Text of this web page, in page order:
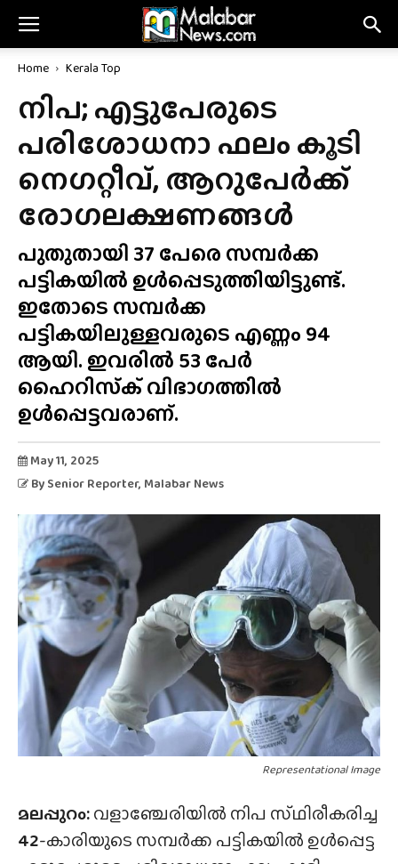
Home Kerala Top
നിപ; എട്ടുപേരുടെ
പരിശോധനാ ഫലം കൂടി
നെഗറ്റീവ്, ആറുപേർക്ക്
രോഗലക്ഷണങ്ങൾ
പുതുതായി 37 പേരെ സമ്പർക്ക
പട്ടികയിൽ ഉൾപ്പെടുത്തിയിട്ടുണ്ട്.
ഇതോടെ സമ്പർക്ക
പട്ടികയിലുള്ളവരുടെ എണ്ണം 94
ആയി. ഇവരിൽ 53 പേർ
ഹൈറിസ്‌ക് വിഭാഗത്തിൽ
ഉൾപ്പെട്ടവരാണ്.
May 11, 2025
By Senior Reporter, Malabar News
Representational Image
മലപ്പുറം:വളാഞ്ചേരിയിൽ നിപ സ്‌ഥിരീകരിച്ച
42-കാരിയുടെ സമ്പർക്ക പട്ടികയിൽ ഉൾപ്പെട്ട